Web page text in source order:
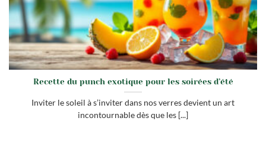
Recette du punch exotique pour les soirées d’été
Inviter le soleil à s’inviter dans nos verres devient un art
incontournable dès que les [...]